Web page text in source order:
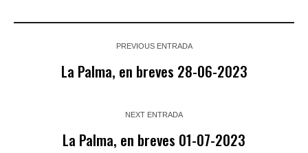
PREVIOUS ENTRADA
La Palma, en breves 28-06-2023
NEXT ENTRADA
La Palma, en breves 01-07-2023